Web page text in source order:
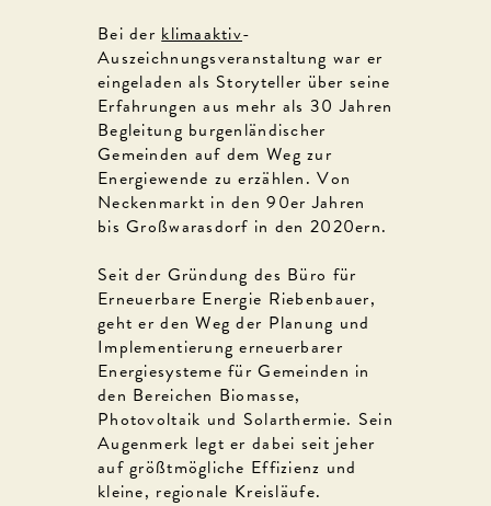
Bei der klimaaktiv-
Auszeichnungsveranstaltung war er
eingeladen als Storyteller über seine
Erfahrungen aus mehr als 30 Jahren
Begleitung burgenländischer
Gemeinden auf dem Weg zur
Energiewende zu erzählen. Von
Neckenmarkt in den 90er Jahren
bis Großwarasdorf in den 2020ern.
Seit der Gründung des Büro für
Erneuerbare Energie Riebenbauer,
geht er den Weg der Planung und
Implementierung erneuerbarer
Energiesysteme für Gemeinden in
den Bereichen Biomasse,
Photovoltaik und Solarthermie. Sein
Augenmerk legt er dabei seit jeher
auf größtmögliche Effizienz und
kleine, regionale Kreisläufe.